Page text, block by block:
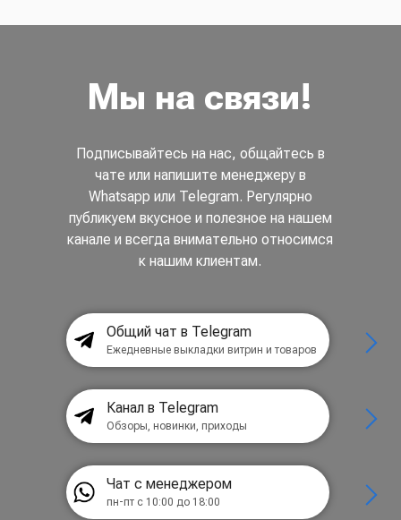
Мы на связи!
Подписывайтесь на нас, общайтесь в
чате или напишите менеджеру в
Whatsapp или Telegram. Регулярно
публикуем вкусное и полезное на нашем
канале и всегда внимательно относимся
к нашим клиентам.
Общий чат в Telegram
Ежедневные выкладки витрин и товаров
Канал в Telegram
Обзоры, новинки, приходы
Чат с менеджером
пн-пт с 10:00 до 18:00